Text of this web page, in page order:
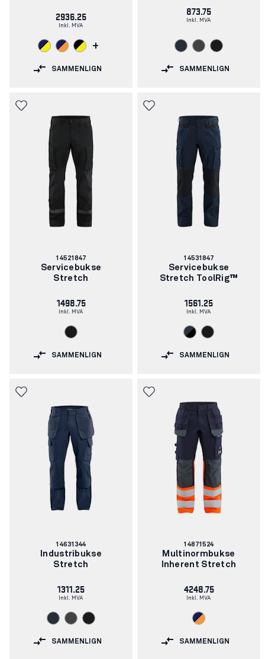
2936.25
Inkl. MVA
+
SAMMENLIGN
873.75
Inkl. MVA
SAMMENLIGN
Artikkelnummer:
14521847
Servicebukse
Stretch
1498.75
Inkl. MVA
SAMMENLIGN
Artikkelnummer:
14531847
Servicebukse
Stretch ToolRig™
1561.25
Inkl. MVA
SAMMENLIGN
Artikkelnummer:
14631344
Industribukse
Stretch
1311.25
Inkl. MVA
SAMMENLIGN
Artikkelnummer:
14871524
Multinormbukse
Inherent Stretch
4248.75
Inkl. MVA
SAMMENLIGN